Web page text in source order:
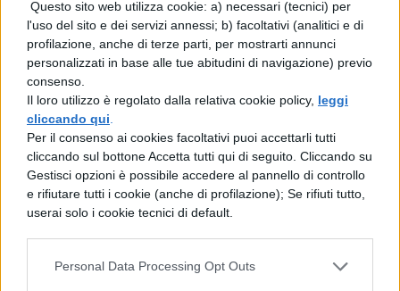
Questo sito web utilizza cookie: a) necessari (tecnici) per
l'uso del sito e dei servizi annessi; b) facoltativi (analitici e di
profilazione, anche di terze parti, per mostrarti annunci
personalizzati in base alle tue abitudini di navigazione) previo
consenso.
Il loro utilizzo è regolato dalla relativa cookie policy, leggi
cliccando qui
Per il consenso ai cookies facoltativi puoi accettarli tutti
cliccando sul bottone Accetta tutti qui di seguito. Cliccando su
Gestisci opzioni è possibile accedere al pannello di controllo
e rifiutare tutti i cookie (anche di profilazione); Se rifiuti tutto,
userai solo i cookie tecnici di default.
Personal Data Processing Opt Outs
probabilmente sempre lo stesso
elemento: il trash. Più che le morti
improvvise dei protagonisti ciò che
incuriosisce lo spettatore, infatti, è il
continuo gioco al rialzo delle trovate a
cavallo tra la soap, l’horror e il sincero
melodramma.